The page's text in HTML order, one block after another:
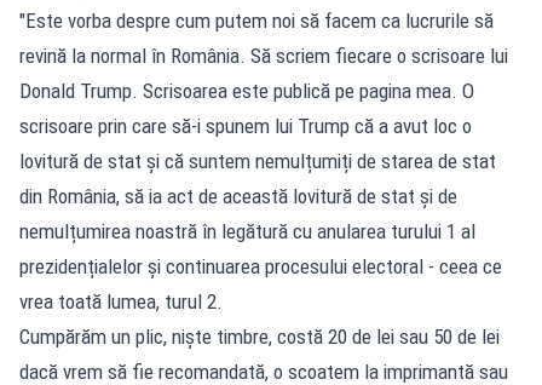
"Este vorba despre cum putem noi să facem ca lucrurile să
revină la normal în România. Să scriem fiecare o scrisoare lui
Donald Trump. Scrisoarea este publică pe pagina mea. O
scrisoare prin care să-i spunem lui Trump că a avut loc o
lovitură de stat și că suntem nemulțumiți de starea de stat
din România, să ia act de această lovitură de stat și de
nemulțumirea noastră în legătură cu anularea turului 1 al
prezidențialelor și continuarea procesului electoral - ceea ce
vrea toată lumea, turul 2.
Cumpărăm un plic, niște timbre, costă 20 de lei sau 50 de lei
dacă vrem să fie recomandată, o scoatem la imprimantă sau